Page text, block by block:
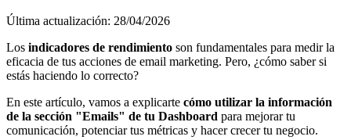
Última actualización: 28/04/2026
Los indicadores de rendimiento son fundamentales para medir la
eficacia de tus acciones de email marketing. Pero, ¿cómo saber si
estás haciendo lo correcto?
En este artículo, vamos a explicarte cómo utilizar la información
de la sección "Emails" de tu Dashboard para mejorar tu
comunicación, potenciar tus métricas y hacer crecer tu negocio.